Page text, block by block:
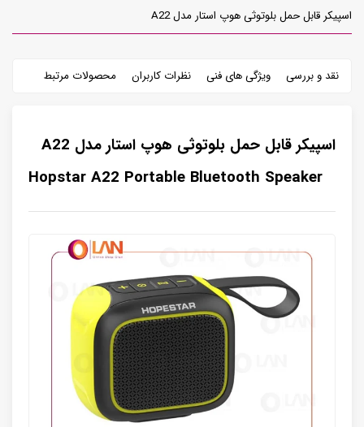
اسپیکر قابل حمل بلوتوثی هوپ استار مدل A22
نقد و بررسی ویژگی های فنی نظرات کاربران محصولات مرتبط
اسپیکر قابل حمل بلوتوثی هوپ استار مدل A22
Hopstar A22 Portable Bluetooth Speaker